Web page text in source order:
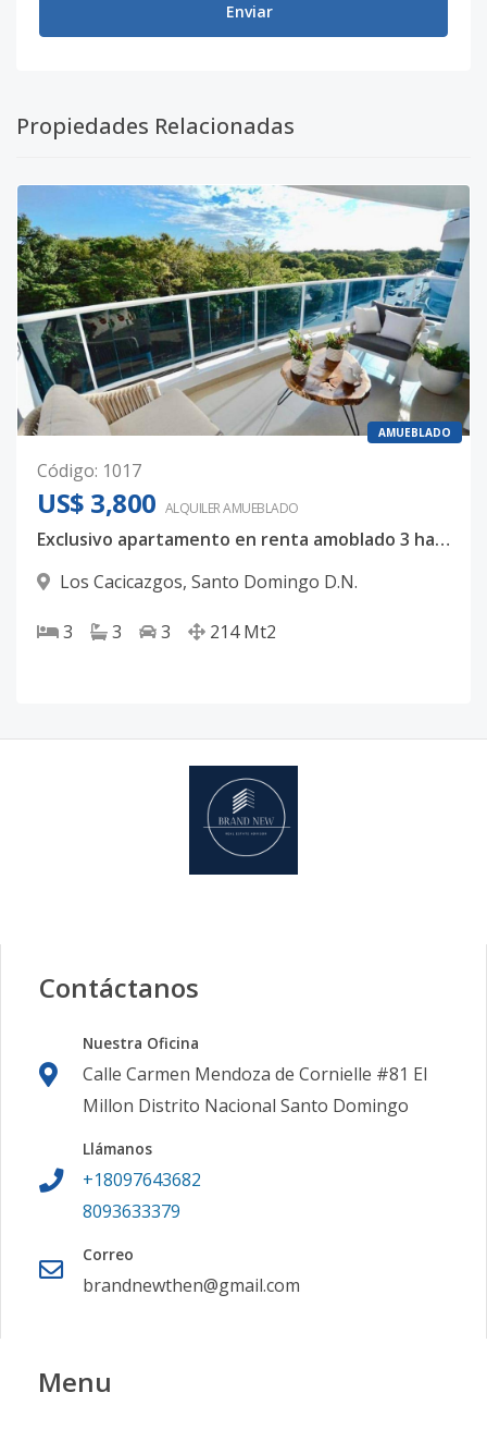
Enviar
Propiedades Relacionadas
AMUEBLADO
Código: 1017
US$ 3,800 ALQUILERAMUEBLADO
Exclusivo apartamento en renta amoblado 3 habitaciónes con estudio Av. Anacaona Los Cacicazgos D.N. Santo Domingo
Los Cacicazgos, Santo Domingo D.N.
3 3 3 214 Mt2
Contáctanos
Nuestra Oficina
Calle Carmen Mendoza de Cornielle #81 El
Millon Distrito Nacional Santo Domingo
Llámanos
+18097643682
8093633379
Correo
brandnewthen@gmail.com
Menu